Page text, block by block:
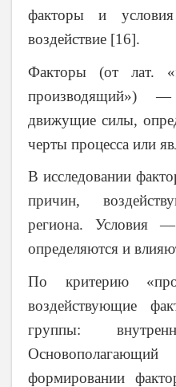
факторы и
воздействие [16].
Факторы (от лат.
производящий»)
движущие силы,
черты процесса или
В исследовании
причин,
региона. Условия
определяются и
По критерию
воздействующие
группы:
формировании